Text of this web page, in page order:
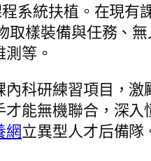
系統扶植。在現有
樣裝備與任務、無
等。
科研練習項目，
才能無機聯合，深
網立異型人才后備隊